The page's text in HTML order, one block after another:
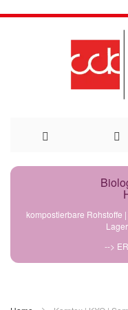
Direkt
kompostierbare Rohstoffe
-->